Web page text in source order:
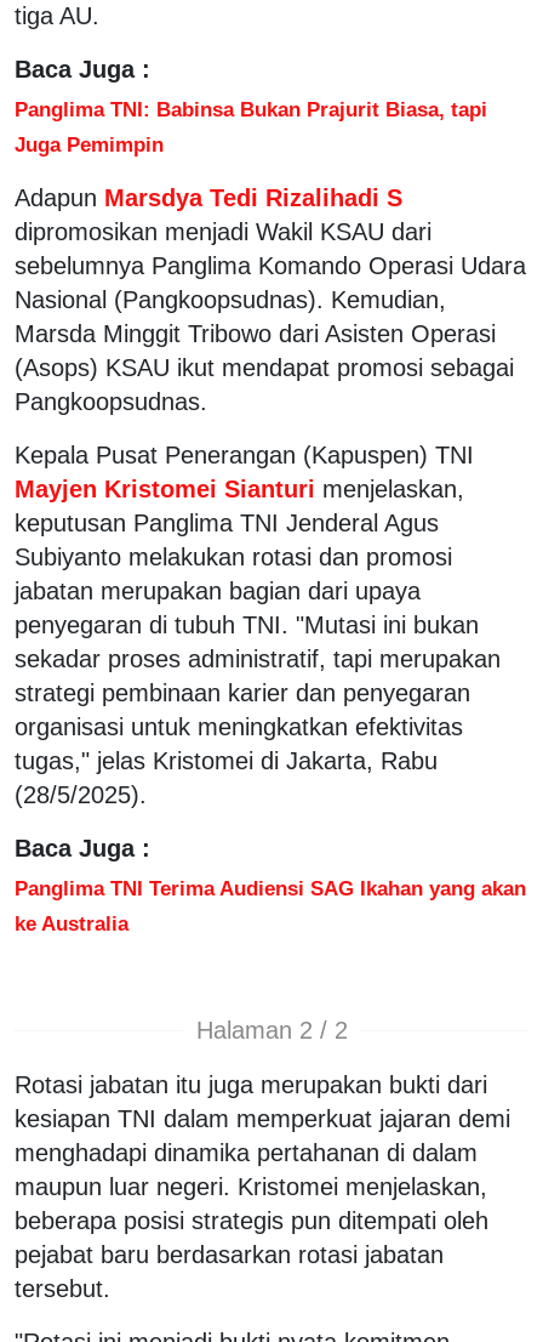
tiga AU.
Baca Juga :
Panglima TNI: Babinsa Bukan Prajurit Biasa, tapi
Juga Pemimpin
Adapun Marsdya Tedi Rizalihadi S
dipromosikan menjadi Wakil KSAU dari
sebelumnya Panglima Komando Operasi Udara
Nasional (Pangkoopsudnas). Kemudian,
Marsda Minggit Tribowo dari Asisten Operasi
(Asops) KSAU ikut mendapat promosi sebagai
Pangkoopsudnas.
Kepala Pusat Penerangan (Kapuspen) TNI
Mayjen Kristomei Sianturi menjelaskan,
keputusan Panglima TNI Jenderal Agus
Subiyanto melakukan rotasi dan promosi
jabatan merupakan bagian dari upaya
penyegaran di tubuh TNI. "Mutasi ini bukan
sekadar proses administratif, tapi merupakan
strategi pembinaan karier dan penyegaran
organisasi untuk meningkatkan efektivitas
tugas," jelas Kristomei di Jakarta, Rabu
(28/5/2025).
Baca Juga :
Panglima TNI Terima Audiensi SAG Ikahan yang akan
ke Australia
Halaman 2 / 2
Rotasi jabatan itu juga merupakan bukti dari
kesiapan TNI dalam memperkuat jajaran demi
menghadapi dinamika pertahanan di dalam
maupun luar negeri. Kristomei menjelaskan,
beberapa posisi strategis pun ditempati oleh
pejabat baru berdasarkan rotasi jabatan
tersebut.